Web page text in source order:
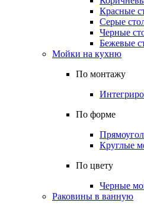
Красные
Серые
Черные
Бежевые
Мойки на кухню
По монтажу
По форме
Круглые
По цвету
Черные
Раковины в ванную